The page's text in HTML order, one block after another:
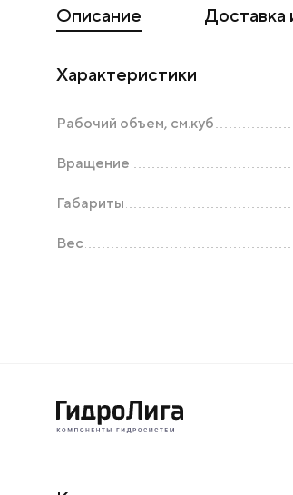
Описание Доставка
Характеристики
Рабочий объем, см.куб
Вращение
Габариты
Вес